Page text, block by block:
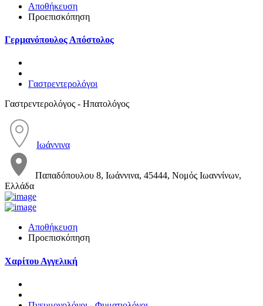
Αποθήκευση
Προεπισκόπηση
Γερμανόπουλος Απόστολος
Γαστρεντερολόγοι
Γαστρεντερολόγος - Ηπατολόγος
Ιωάννινα
Παπαδόπουλου 8, Ιωάννινα, 45444, Νομός Ιωαννίνων,
Ελλάδα
Αποθήκευση
Προεπισκόπηση
Χαρίτου Αγγελική